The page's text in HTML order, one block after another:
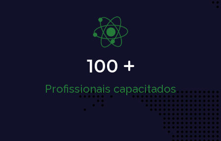
100
Profissionais capacitados